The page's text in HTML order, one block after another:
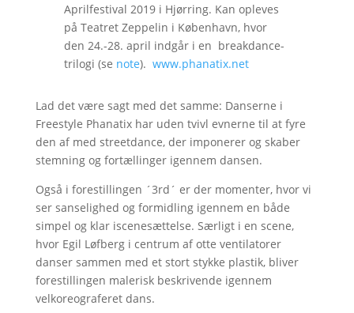
Aprilfestival 2019 i Hjørring. Kan opleves
på Teatret Zeppelin i København, hvor
den 24.-28. april indgår i en breakdance-
trilogi (se note). www.phanatix.net
Lad det være sagt med det samme: Danserne i
Freestyle Phanatix har uden tvivl evnerne til at fyre
den af med streetdance, der imponerer og skaber
stemning og fortællinger igennem dansen.
Også i forestillingen ´3rd´ er der momenter, hvor vi
ser sanselighed og formidling igennem en både
simpel og klar iscenesættelse. Særligt i en scene,
hvor Egil Løfberg i centrum af otte ventilatorer
danser sammen med et stort stykke plastik, bliver
forestillingen malerisk beskrivende igennem
velkoreograferet dans.